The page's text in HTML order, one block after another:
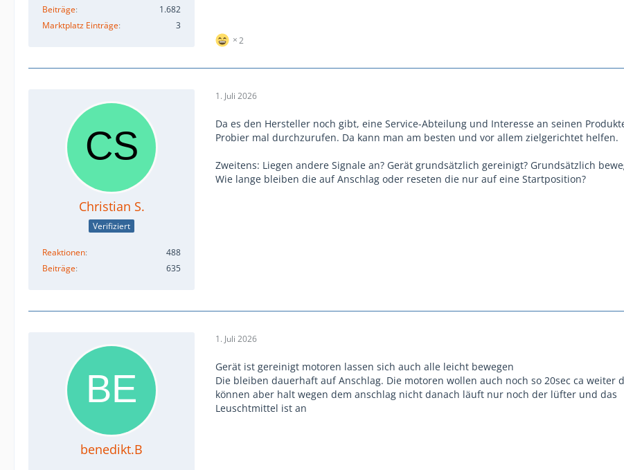
Beiträge
1.682
Marktplatz Einträge
3
2
Christian S.
Verifiziert
Reaktionen
488
Beiträge
635
1. Juli 2026
Da es den Hersteller noch gibt, eine Service-Abteilung und Interesse an seinen
Probier mal durchzurufen. Da kann man am besten und vor allem zielgerichtet helfen.
Zweitens: Liegen andere Signale an? Gerät grundsätzlich gereinigt? Grundsätzlich
Wie lange bleiben die auf Anschlag oder reseten die nur auf eine Startposition?
benedikt.B
1. Juli 2026
Gerät ist gereinigt motoren lassen sich auch alle leicht bewegen
Die bleiben dauerhaft auf Anschlag. Die motoren wollen auch noch so 20sec ca weiter
können aber halt wegen dem anschlag nicht danach läuft nur noch der lüfter und das
Leuschtmittel ist an